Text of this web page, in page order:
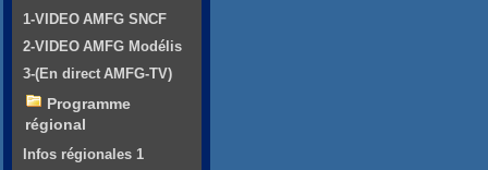
1-VIDEO AMFG SNCF
2-VIDEO AMFG Modélis
3-(En direct AMFG-TV)
Programme
régional
Infos régionales 1